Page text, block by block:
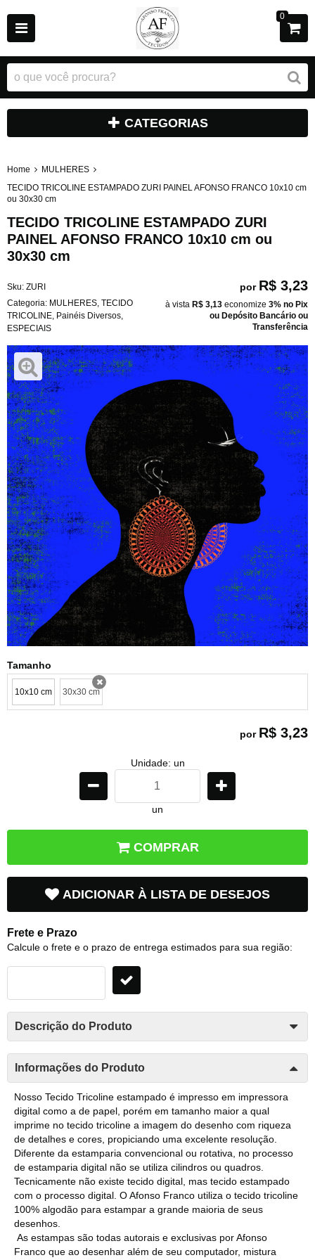
0
CATEGORIAS
Home
MULHERES
TECIDO TRICOLINE ESTAMPADO ZURI PAINEL AFONSO FRANCO 10x10 cm
ou 30x30 cm
TECIDO TRICOLINE ESTAMPADO ZURI
PAINEL AFONSO FRANCO 10x10 cm ou
30x30 cm
Sku: ZURI
Categoria: MULHERES TECIDO
TRICOLINE Painéis Diversos
ESPECIAIS
por R$ 3,23
à vista R$ 3,13 economize 3% no Pix
ou Depósito Bancário ou
Transferência
Tamanho
10x10 cm 30x30 cm
x
por R$ 3,23
Unidade: un
un
COMPRAR
ADICIONAR À LISTA DE DESEJOS
Frete e Prazo
Calcule o frete e o prazo de entrega estimados para sua região:
Descrição do Produto
Informações do Produto
Nosso Tecido Tricoline estampado é impresso em impressora
digital como a de papel, porém em tamanho maior a qual
imprime no tecido tricoline a imagem do desenho com riqueza
de detalhes e cores, propiciando uma excelente resolução.
Diferente da estamparia convencional ou rotativa, no processo
de estamparia digital não se utiliza cilindros ou quadros.
Tecnicamente não existe tecido digital, mas tecido estampado
com o processo digital. O Afonso Franco utiliza o tecido tricoline
100% algodão para estampar a grande maioria de seus
desenhos.
As estampas são todas autorais e exclusivas por Afonso
Franco que ao desenhar além de seu computador, mistura